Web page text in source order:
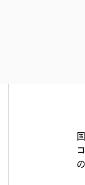
プライベート・エ